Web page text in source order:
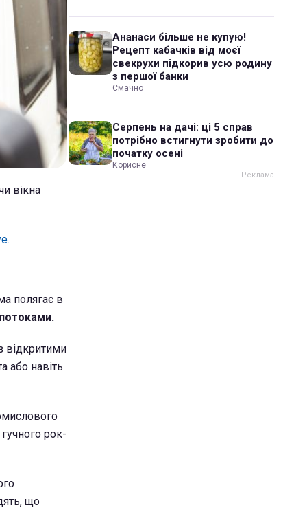
вікна
полягає в
відкритими
або навіть
рок-
що
Ананаси більше не купую!
Рецепт кабачків від моєї
свекрухи підкорив усю родину
з першої банки
Смачно
Серпень на дачі: ці 5 справ
потрібно встигнути зробити до
початку осені
Корисне